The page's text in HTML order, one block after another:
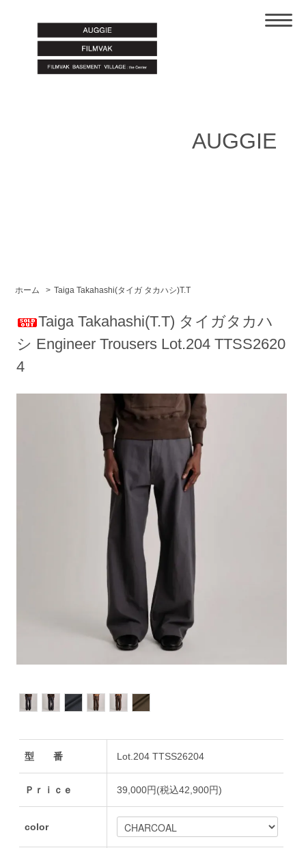
AUGGIE
ホーム > Taiga Takahashi(タイガ タカハシ)T.T
Taiga Takahashi(T.T) タイガタカハ
シ Engineer Trousers Lot.204 TTSS2620
4
型 番 Lot.204 TTSS26204
Ｐｒｉｃｅ 39,000円(税込42,900円)
color